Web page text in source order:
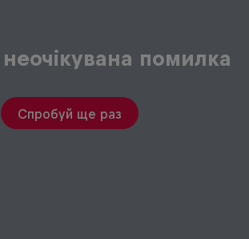
помилка
Спробуй ще раз